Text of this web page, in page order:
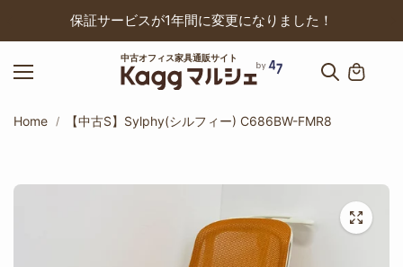
保証サービスが1年間に変更になりました！
中古オフィス家具通販サイト
Home 【中古S】Sylphy(シルフィー) C686BW-FMR8